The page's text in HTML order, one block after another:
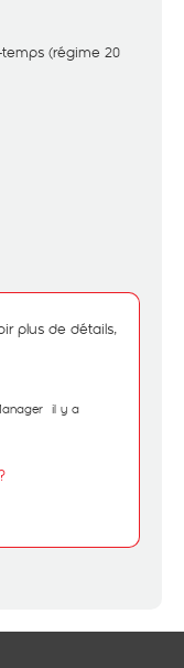
(régime 20
plus de détails,
il y a